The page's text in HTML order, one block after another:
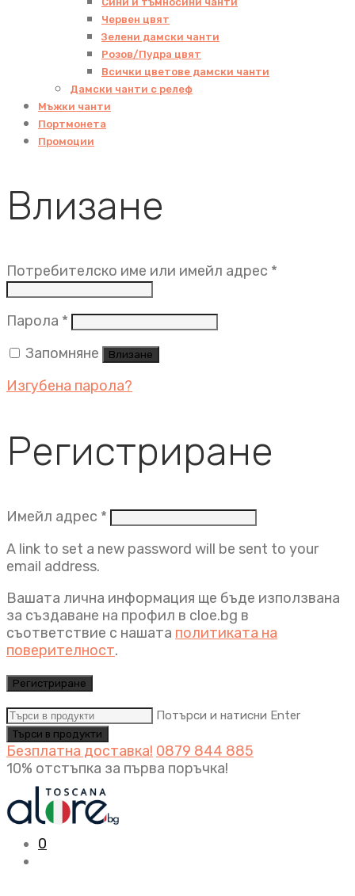
Червен цвят
Зелени дамски чанти
Розов/Пудра цвят
Всички цветове дамски чанти
Дамски чанти с релеф
Мъжки чанти
Портмонета
Промоции
Влизане
Потребителско име или имейл адрес *
Парола * Задължително
Запомняне
Влизане
Изгубена парола?
Регистриране
Имейл адрес * Задължително
A link to set a new password will be sent to your
email address.
Вашата лична информация ще бъде използвана
за създаване на профил в cloe.bg в
съответствие с нашата политиката на
поверителност.
Регистриране
Потърси и натисни Enter
Безплатна доставка! 0879 844 885
10% отстъпка за първа поръчка!
0